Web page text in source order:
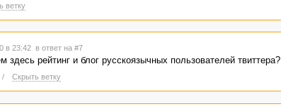
ветку
в 23:42 в ответ на #7
здесь рейтинг и блог русскоязычных пользователей твиттера?
/ Скрыть ветку